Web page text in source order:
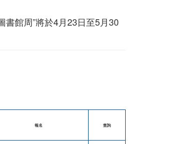
館周”將於4月23日至5月30
報名 查詢